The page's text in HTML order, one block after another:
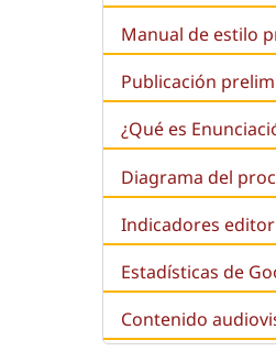
Manual de estilo
Publicación
¿Qué es
Diagrama del
Indicadores
Estadísticas de
Contenido